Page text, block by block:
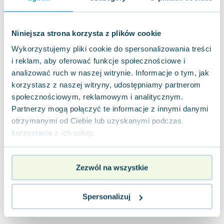
Niniejsza strona korzysta z plików cookie
Wykorzystujemy pliki cookie do spersonalizowania treści
i reklam, aby oferować funkcje społecznościowe i
analizować ruch w naszej witrynie. Informacje o tym, jak
korzystasz z naszej witryny, udostępniamy partnerom
społecznościowym, reklamowym i analitycznym.
Partnerzy mogą połączyć te informacje z innymi danymi
otrzymanymi od Ciebie lub uzyskanymi podczas
korzystania z ich usług.
Zezwól na wszystkie
Spersonalizuj
Aleksander Puszkin
Oscar Wilde
Małgorzata Ohme
Maddie Ziegler
Leszek Czarnecki
Joanna Racewicz
Maria Seweryn
Janina Zającówna
Eric Helms
Anna Prus (oprac.)
Nela Mała Reporterka
Virginia Woolf